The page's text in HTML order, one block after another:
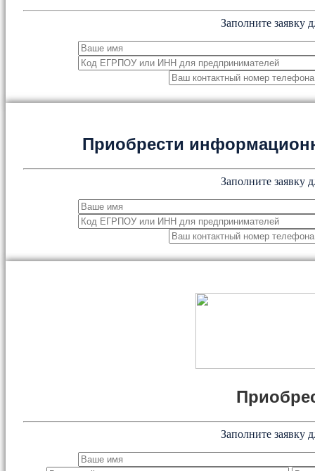
Заполните заявку
Приобрести
Заполните заявку
Заполните заявку